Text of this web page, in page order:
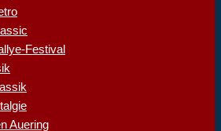
Festival
Auering